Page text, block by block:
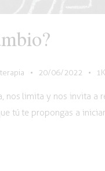
20/06/2022 1K
nos limita y nos invita a
tú te propongas a